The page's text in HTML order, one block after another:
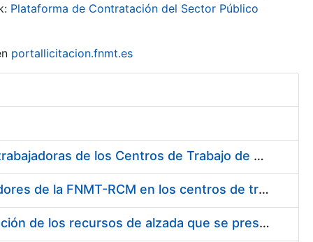
Plataforma de Contratación del Sector Público
portallicitacion.fnmt.es
Suministro de Protectores Auditivos a medida para las personas trabajadoras de los Centros de Trabajo de Madrid y Burgos
Suministro de gafas graduadas antiproyecciones para los trabajadores de la FNMT-RCM en los centros de trabajo de Madrid y Burgos
Servicios de una empresa externa para el asesoramiento y resolución de los recursos de alzada que se presentan relacionados con procesos de selección para la FNMT-RCM